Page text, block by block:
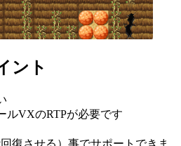
ント
ルVXのRTPが必要です
復させる）事でサポートできま